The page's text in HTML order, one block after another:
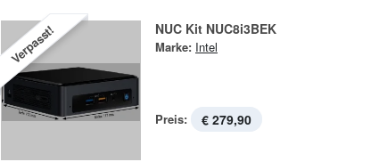
Verpasst! NUC Kit NUC8i3BEK
Marke: Intel
Preis: € 279,90